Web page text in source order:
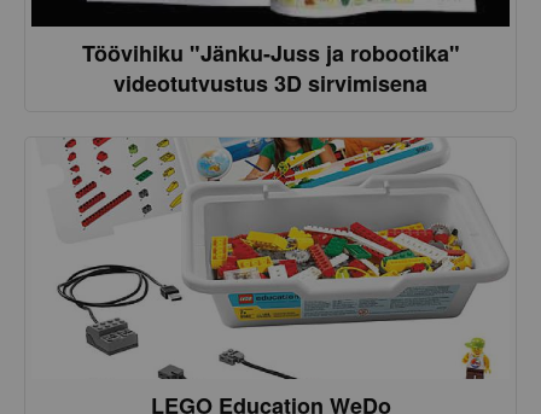
Töövihiku "Jänku-Juss ja robootika"
videotutvustus 3D sirvimisena
LEGO Education WeDo